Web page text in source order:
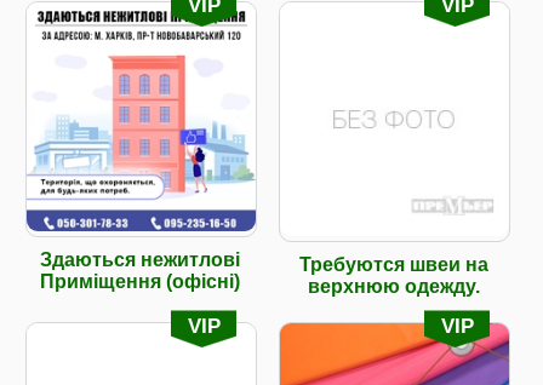
VIP
Здаються нежитлові
Приміщення (офісні)
VIP
Требуются швеи на
верхнюю одежду.
VIP VIP